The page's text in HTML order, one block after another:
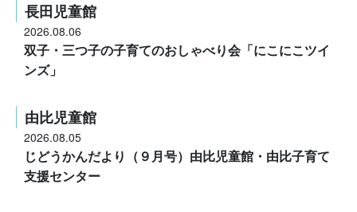
長田児童館
2026.08.06
双子・三つ子の子育てのおしゃべり会「にこにこツイ
ンズ」
由比児童館
2026.08.05
じどうかんだより（９月号）由比児童館・由比子育て
支援センター